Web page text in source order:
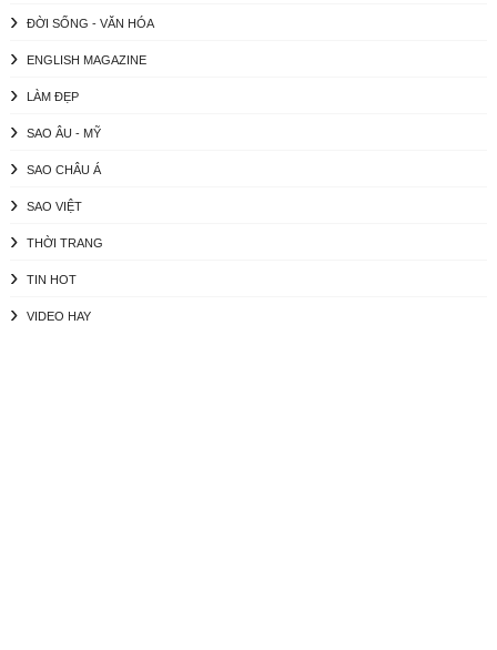
ĐỜI SỐNG - VĂN HÓA
ENGLISH MAGAZINE
LÀM ĐẸP
SAO ÂU - MỸ
SAO CHÂU Á
SAO VIỆT
THỜI TRANG
TIN HOT
VIDEO HAY